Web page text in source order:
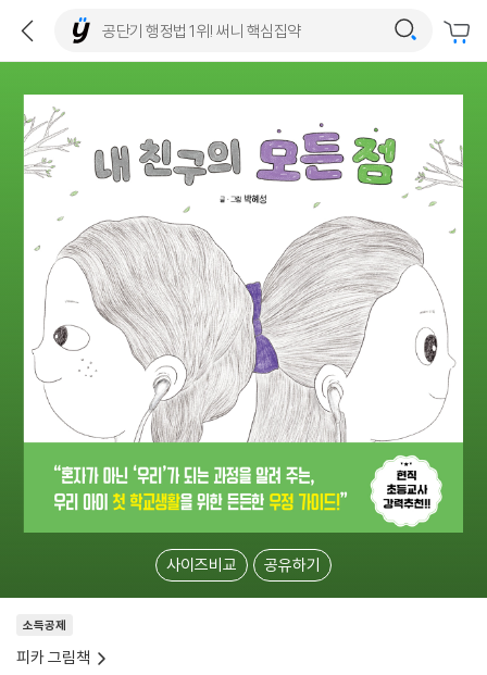
사이즈비교 공유하기
소득공제
피카 그림책